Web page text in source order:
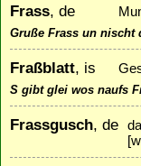
Frass, de
Gruße Frass un nischt
Fraßblatt, is
S gibt glei wos naufs
Frassgusch, de